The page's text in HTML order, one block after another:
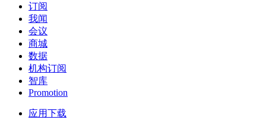
订阅
我闻
会议
商城
数据
机构订阅
智库
Promotion
应用下载